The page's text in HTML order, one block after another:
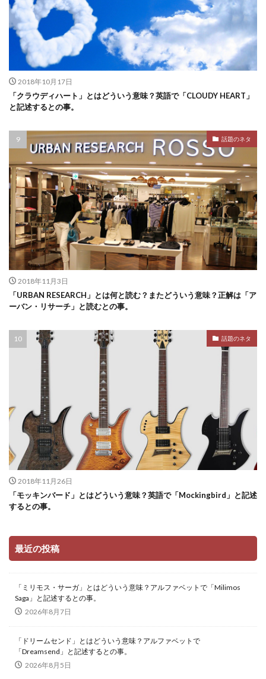
2018年10月17日
「クラウディハート」とはどういう意味？英語で「CLOUDY HEART」
と記述するとの事。
話題のネタ
2018年11月3日
「URBAN RESEARCH」とは何と読む？またどういう意味？正解は「ア
ーバン・リサーチ」と読むとの事。
話題のネタ
2018年11月26日
「モッキンバード」とはどういう意味？英語で「Mockingbird」と記述
するとの事。
最近の投稿
「ミリモス・サーガ」とはどういう意味？アルファベットで「Milimos
Saga」と記述するとの事。
2026年8月7日
「ドリームセンド」とはどういう意味？アルファベットで
「Dreamsend」と記述するとの事。
2026年8月5日